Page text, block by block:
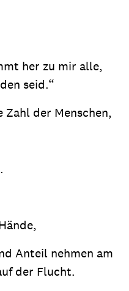
her zu mir alle,
seid.“
der Menschen,
Anteil nehmen am
der Flucht.